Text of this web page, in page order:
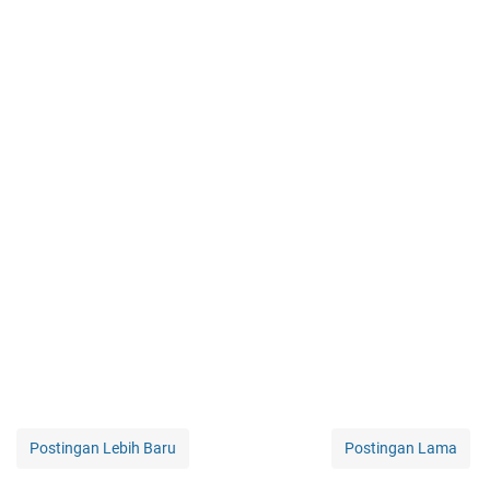
Postingan Lebih Baru Postingan Lama